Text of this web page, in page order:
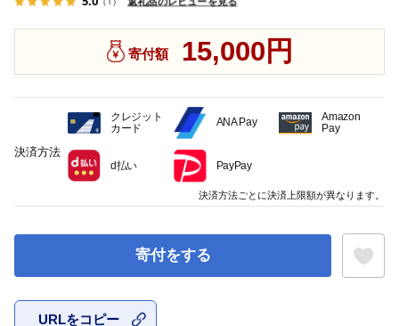
寄付額 15,000円
寄付をする
URLをコピー
決済方法
クレジット
カード
ANA Pay
Amazon
Pay
d払い PayPay
決済方法ごとに決済上限額が異なります。